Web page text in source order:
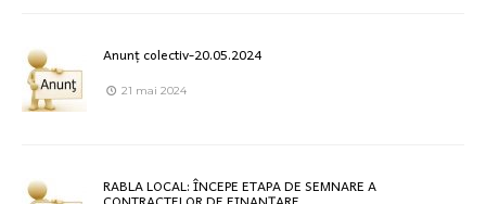
Anunț colectiv-20.05.2024
21 mai 2024
RABLA LOCAL: ÎNCEPE ETAPA DE SEMNARE A